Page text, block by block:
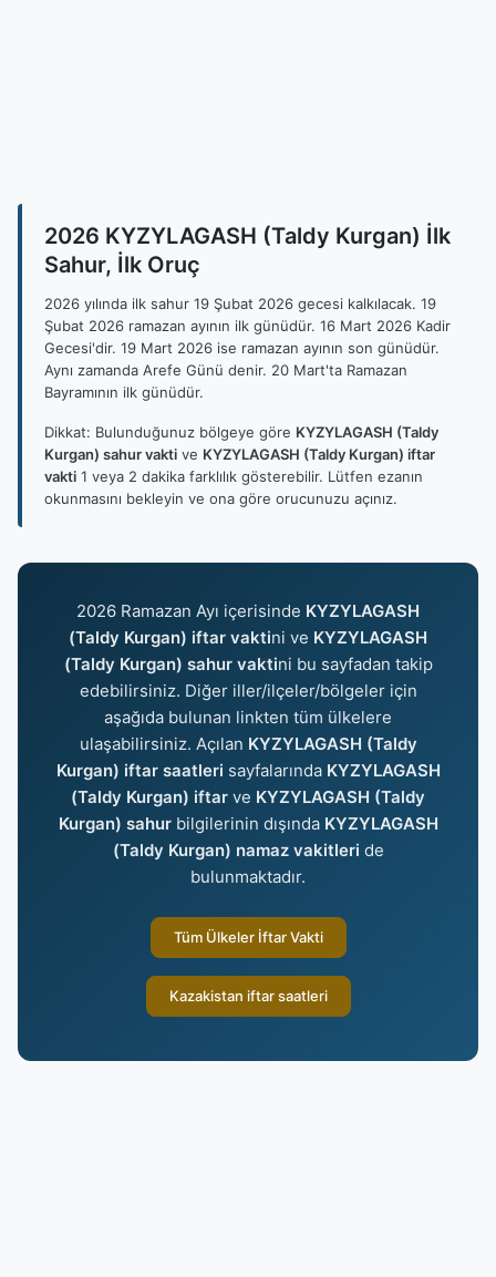
2026 KYZYLAGASH (Taldy Kurgan) İlk
Sahur, İlk Oruç
2026 yılında ilk sahur 19 Şubat 2026 gecesi kalkılacak. 19
Şubat 2026 ramazan ayının ilk günüdür. 16 Mart 2026 Kadir
Gecesi'dir. 19 Mart 2026 ise ramazan ayının son günüdür.
Aynı zamanda Arefe Günü denir. 20 Mart'ta Ramazan
Bayramının ilk günüdür.
Dikkat: Bulunduğunuz bölgeye göre KYZYLAGASH (Taldy
Kurgan) sahur vakti ve KYZYLAGASH (Taldy Kurgan) iftar
vakti 1 veya 2 dakika farklılık gösterebilir. Lütfen ezanın
okunmasını bekleyin ve ona göre orucunuzu açınız.
2026 Ramazan Ayı içerisinde KYZYLAGASH
(Taldy Kurgan) iftar vaktini ve KYZYLAGASH
(Taldy Kurgan) sahur vaktini bu sayfadan takip
edebilirsiniz. Diğer iller/ilçeler/bölgeler için
aşağıda bulunan linkten tüm ülkelere
ulaşabilirsiniz. Açılan KYZYLAGASH (Taldy
Kurgan) iftar saatleri sayfalarında KYZYLAGASH
(Taldy Kurgan) iftar ve KYZYLAGASH (Taldy
Kurgan) sahurbilgilerinin dışında KYZYLAGASH
(Taldy Kurgan) namaz vakitleri de
bulunmaktadır.
Tüm Ülkeler İftar Vakti
Kazakistan iftar saatleri